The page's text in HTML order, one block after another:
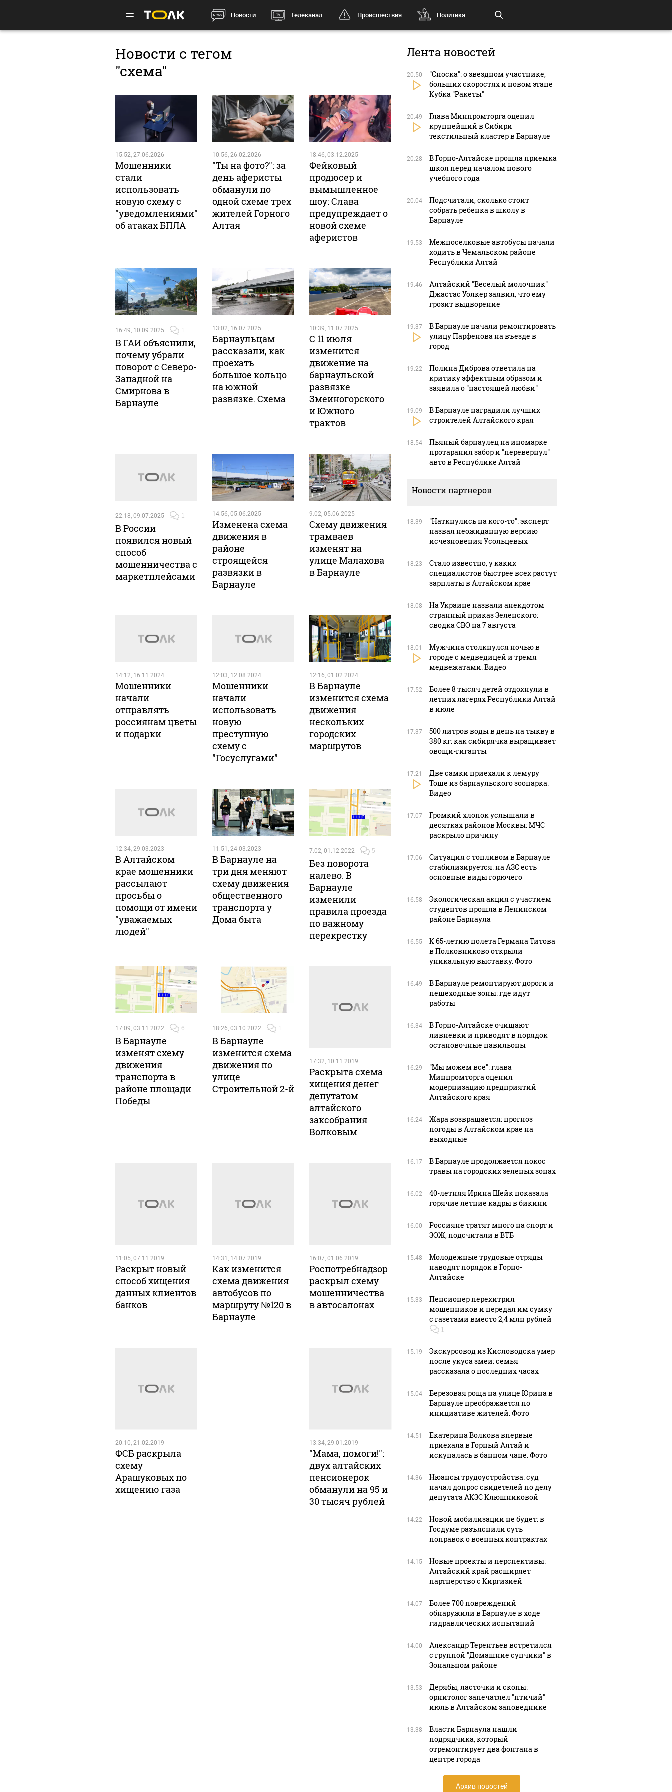
Новости Телеканал Происшествия Политика
Новости с тегом
"схема"
15:52, 27.06.2026
Мошенники
стали
использовать
новую схему с
"уведомлениями"
об атаках БПЛА
10:56, 26.02.2026
"Ты на фото?": за
день аферисты
обманули по
одной схеме трех
жителей Горного
Алтая
18:46, 03.12.2025
Фейковый
продюсер и
вымышленное
шоу: Слава
предупреждает о
новой схеме
аферистов
16:49, 10.09.2025 1
В ГАИ объяснили,
почему убрали
поворот с Северо-
Западной на
Смирнова в
Барнауле
13:02, 16.07.2025
Барнаульцам
рассказали, как
проехать
большое кольцо
на южной
развязке. Схема
10:39, 11.07.2025
С 11 июля
изменится
движение на
барнаульской
развязке
Змеиногорского
и Южного
трактов
22:18, 09.07.2025 1
В России
появился новый
способ
мошенничества с
маркетплейсами
14:56, 05.06.2025
Изменена схема
движения в
районе
строящейся
развязки в
Барнауле
9:02, 05.06.2025
Схему движения
трамваев
изменят на
улице Малахова
в Барнауле
14:12, 16.11.2024
Мошенники
начали
отправлять
россиянам цветы
и подарки
12:03, 12.08.2024
Мошенники
начали
использовать
новую
преступную
схему с
"Госуслугами"
12:16, 01.02.2024
В Барнауле
изменится схема
движения
нескольких
городских
маршрутов
12:34, 29.03.2023
В Алтайском
крае мошенники
рассылают
просьбы о
помощи от имени
"уважаемых
людей"
11:51, 24.03.2023
В Барнауле на
три дня меняют
схему движения
общественного
транспорта у
Дома быта
7:02, 01.12.2022 5
Без поворота
налево. В
Барнауле
изменили
правила проезда
по важному
перекрестку
17:09, 03.11.2022 6
В Барнауле
изменят схему
движения
транспорта в
районе площади
Победы
18:26, 03.10.2022 1
В Барнауле
изменится схема
движения по
улице
Строительной 2-й
17:32, 10.11.2019
Раскрыта схема
хищения денег
депутатом
алтайского
заксобрания
Волковым
11:05, 07.11.2019
Раскрыт новый
способ хищения
данных клиентов
банков
14:31, 14.07.2019
Как изменится
схема движения
автобусов по
маршруту №120 в
Барнауле
16:07, 01.06.2019
Роспотребнадзор
раскрыл схему
мошенничества
в автосалонах
20:10, 21.02.2019
ФСБ раскрыла
схему
Арашуковых по
хищению газа
13:34, 29.01.2019
"Мама, помоги!":
двух алтайских
пенсионерок
обманули на 95 и
30 тысяч рублей
Лента новостей
20:50
"Сноска": о звездном участнике,
больших скоростях и новом этапе
Кубка "Ракеты"
20:49
Глава Минпромторга оценил
крупнейший в Сибири
текстильный кластер в Барнауле
20:28
В Горно-Алтайске прошла приемка
школ перед началом нового
учебного года
20:04
Подсчитали, сколько стоит
собрать ребенка в школу в
Барнауле
19:53
Межпоселковые автобусы начали
ходить в Чемальском районе
Республики Алтай
19:46
Алтайский "Веселый молочник"
Джастас Уолкер заявил, что ему
грозит выдворение
19:37
В Барнауле начали ремонтировать
улицу Парфенова на въезде в
город
19:22
Полина Диброва ответила на
критику эффектным образом и
заявила о "настоящей любви"
19:09
В Барнауле наградили лучших
строителей Алтайского края
18:54
Пьяный барнаулец на иномарке
протаранил забор и "перевернул"
авто в Республике Алтай
Новости партнеров
18:39
"Наткнулись на кого-то": эксперт
назвал неожиданную версию
исчезновения Усольцевых
18:23
Стало известно, у каких
специалистов быстрее всех растут
зарплаты в Алтайском крае
18:08
На Украине назвали анекдотом
странный приказ Зеленского:
сводка СВО на 7 августа
18:01
Мужчина столкнулся ночью в
городе с медведицей и тремя
медвежатами. Видео
17:52
Более 8 тысяч детей отдохнули в
летних лагерях Республики Алтай
в июле
17:37
500 литров воды в день на тыкву в
380 кг: как сибирячка выращивает
овощи-гиганты
17:21
Две самки приехали к лемуру
Тоше из барнаульского зоопарка.
Видео
17:07
Громкий хлопок услышали в
десятках районов Москвы: МЧС
раскрыло причину
17:06
Ситуация с топливом в Барнауле
стабилизируется: на АЗС есть
основные виды горючего
16:58
Экологическая акция с участием
студентов прошла в Ленинском
районе Барнаула
16:55
К 65-летию полета Германа Титова
в Полковниково открыли
уникальную выставку. Фото
16:49
В Барнауле ремонтируют дороги и
пешеходные зоны: где идут
работы
16:34
В Горно-Алтайске очищают
ливневки и приводят в порядок
остановочные павильоны
16:29
"Мы можем все": глава
Минпромторга оценил
модернизацию предприятий
Алтайского края
16:24
Жара возвращается: прогноз
погоды в Алтайском крае на
выходные
16:17
В Барнауле продолжается покос
травы на городских зеленых зонах
16:02
40-летняя Ирина Шейк показала
горячие летние кадры в бикини
16:00
Россияне тратят много на спорт и
ЗОЖ, подсчитали в ВТБ
15:48
Молодежные трудовые отряды
наводят порядок в Горно-
Алтайске
15:33
Пенсионер перехитрил
мошенников и передал им сумку
с газетами вместо 2,4 млн рублей
1
15:19
Экскурсовод из Кисловодска умер
после укуса змеи: семья
рассказала о последних часах
15:04
Березовая роща на улице Юрина в
Барнауле преображается по
инициативе жителей. Фото
14:51
Екатерина Волкова впервые
приехала в Горный Алтай и
искупалась в банном чане. Фото
14:36
Нюансы трудоустройства: суд
начал допрос свидетелей по делу
депутата АКЗС Клюшниковой
14:22
Новой мобилизации не будет: в
Госдуме разъяснили суть
поправок о военных контрактах
14:15
Новые проекты и перспективы:
Алтайский край расширяет
партнерство с Киргизией
14:07
Более 700 повреждений
обнаружили в Барнауле в ходе
гидравлических испытаний
14:00
Александр Терентьев встретился
с группой "Домашние супчики" в
Зональном районе
13:53
Дерябы, ласточки и скопы:
орнитолог запечатлел "птичий"
июль в Алтайском заповеднике
13:38
Власти Барнаула нашли
подрядчика, который
отремонтирует два фонтана в
центре города
Архив новостей